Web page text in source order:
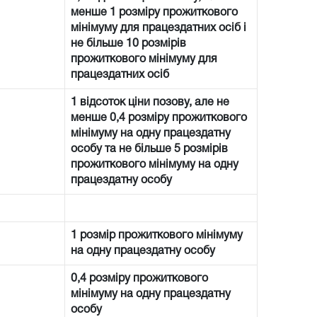
менше 1 розміру прожиткового
мінімуму для працездатних осіб і
не більше 10 розмірів
прожиткового мінімуму для
працездатних осіб
1 відсоток ціни позову, але не
менше 0,4 розміру прожиткового
мінімуму на одну працездатну
особу та не більше 5 розмірів
прожиткового мінімуму на одну
працездатну особу
1 розмір прожиткового мінімуму
на одну працездатну особу
0,4 розміру прожиткового
мінімуму на одну працездатну
особу